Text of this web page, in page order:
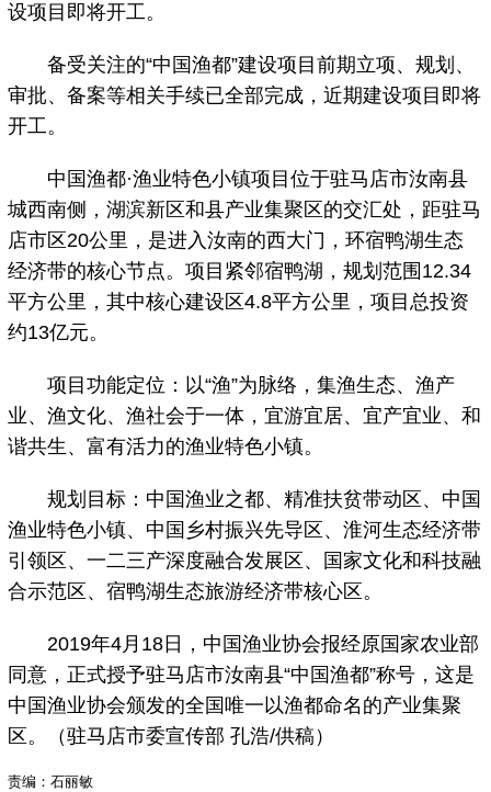
设项目即将开工。
备受关注的“中国渔都”建设项目前期立项、规划、
审批、备案等相关手续已全部完成，近期建设项目即将
开工。
中国渔都·渔业特色小镇项目位于驻马店市汝南县
城西南侧，湖滨新区和县产业集聚区的交汇处，距驻马
店市区20公里，是进入汝南的西大门，环宿鸭湖生态
经济带的核心节点。项目紧邻宿鸭湖，规划范围12.34
平方公里，其中核心建设区4.8平方公里，项目总投资
约13亿元。
项目功能定位：以“渔”为脉络，集渔生态、渔产
业、渔文化、渔社会于一体，宜游宜居、宜产宜业、和
谐共生、富有活力的渔业特色小镇。
规划目标：中国渔业之都、精准扶贫带动区、中国
渔业特色小镇、中国乡村振兴先导区、淮河生态经济带
引领区、一二三产深度融合发展区、国家文化和科技融
合示范区、宿鸭湖生态旅游经济带核心区。
2019年4月18日，中国渔业协会报经原国家农业部
同意，正式授予驻马店市汝南县“中国渔都”称号，这是
中国渔业协会颁发的全国唯一以渔都命名的产业集聚
区。（驻马店市委宣传部 孔浩/供稿）
责编：石丽敏